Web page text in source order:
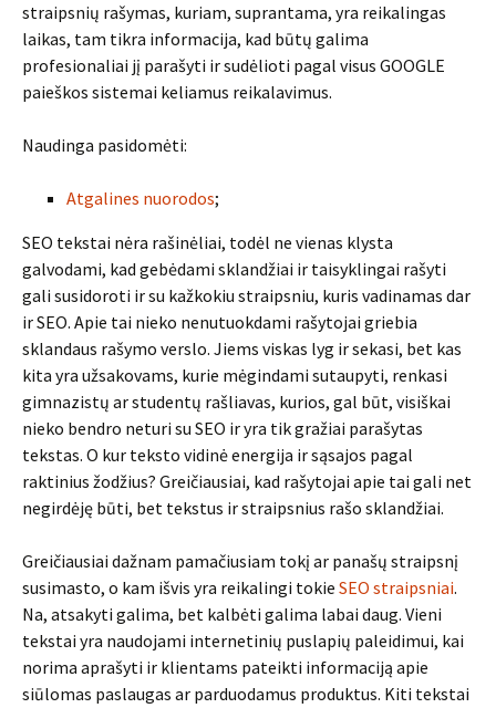
straipsnių rašymas, kuriam, suprantama, yra reikalingas
laikas, tam tikra informacija, kad būtų galima
profesionaliai jį parašyti ir sudėlioti pagal visus GOOGLE
paieškos sistemai keliamus reikalavimus.
Naudinga pasidomėti:
Atgalines nuorodos;
SEO tekstai nėra rašinėliai, todėl ne vienas klysta
galvodami, kad gebėdami sklandžiai ir taisyklingai rašyti
gali susidoroti ir su kažkokiu straipsniu, kuris vadinamas dar
ir SEO. Apie tai nieko nenutuokdami rašytojai griebia
sklandaus rašymo verslo. Jiems viskas lyg ir sekasi, bet kas
kita yra užsakovams, kurie mėgindami sutaupyti, renkasi
gimnazistų ar studentų rašliavas, kurios, gal būt, visiškai
nieko bendro neturi su SEO ir yra tik gražiai parašytas
tekstas. O kur teksto vidinė energija ir sąsajos pagal
raktinius žodžius? Greičiausiai, kad rašytojai apie tai gali net
negirdėję būti, bet tekstus ir straipsnius rašo sklandžiai.
Greičiausiai dažnam pamačiusiam tokį ar panašų straipsnį
susimasto, o kam išvis yra reikalingi tokie SEO straipsniai.
Na, atsakyti galima, bet kalbėti galima labai daug. Vieni
tekstai yra naudojami internetinių puslapių paleidimui, kai
norima aprašyti ir klientams pateikti informaciją apie
siūlomas paslaugas ar parduodamus produktus. Kiti tekstai